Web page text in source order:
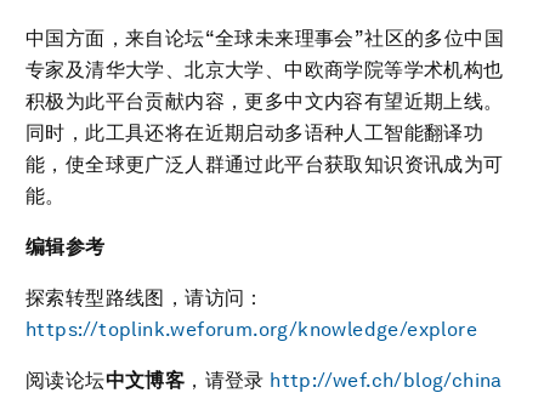
中国方面，来自论坛“全球未来理事会”社区的多位中国
专家及清华大学、北京大学、中欧商学院等学术机构也
积极为此平台贡献内容，更多中文内容有望近期上线。
同时，此工具还将在近期启动多语种人工智能翻译功
能，使全球更广泛人群通过此平台获取知识资讯成为可
能。
编辑参考
探索转型路线图，请访问：
https://toplink.weforum.org/knowledge/explore
阅读论坛中文博客 ，请登录 http://wef.ch/blog/china